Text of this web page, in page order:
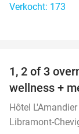
Verkocht: 173
TODAY
1, 2 of 3
wellness +
Hôtel L'Amandier
Libramont-